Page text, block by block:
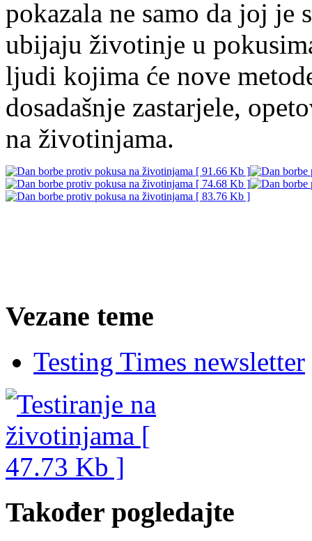
pokazala ne samo da joj je
ubijaju životinje u
ljudi kojima će nove
dosadašnje zastarjele,
na životinjama.
Vezane teme
Testing Times newsletter
Također pogledajte